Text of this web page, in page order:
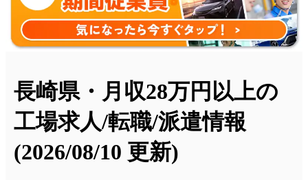
長崎県・月収28万円以上の
工場求人/転職/派遣情報
(2026/08/10 更新)